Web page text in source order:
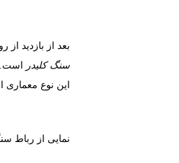
بعد از بازدید از
سنگ کلیدر
است.
این نوع معماری
نمایی از رباط